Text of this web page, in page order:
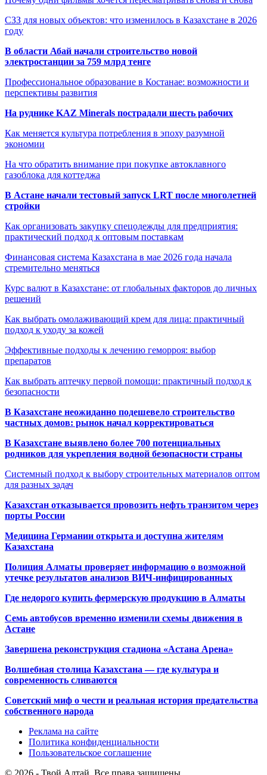
СЗЗ для новых объектов: что изменилось в Казахстане в 2026
году
В области Абай начали строительство новой
электростанции за 759 млрд тенге
Профессиональное образование в Костанае: возможности и
перспективы развития
На руднике KAZ Minerals пострадали шесть рабочих
Как меняется культура потребления в эпоху разумной
экономии
На что обратить внимание при покупке автоклавного
газоблока для коттеджа
В Астане начали тестовый запуск LRT после многолетней
стройки
Как организовать закупку спецодежды для предприятия:
практический подход к оптовым поставкам
Финансовая система Казахстана в мае 2026 года начала
стремительно меняться
Курс валют в Казахстане: от глобальных факторов до личных
решений
Как выбрать омолаживающий крем для лица: практичный
подход к уходу за кожей
Эффективные подходы к лечению геморроя: выбор
препаратов
Как выбрать аптечку первой помощи: практичный подход к
безопасности
В Казахстане неожиданно подешевело строительство
частных домов: рынок начал корректироваться
В Казахстане выявлено более 700 потенциальных
родников для укрепления водной безопасности страны
Системный подход к выбору строительных материалов оптом
для разных задач
Казахстан отказывается провозить нефть транзитом через
порты России
Медицина Германии открыта и доступна жителям
Казахстана
Полиция Алматы проверяет информацию о возможной
утечке результатов анализов ВИЧ-инфицированных
Где недорого купить фермерскую продукцию в Алматы
Семь автобусов временно изменили схемы движения в
Астане
Завершена реконструкция стадиона «Астана Арена»
Волшебная столица Казахстана — где культура и
современность сливаются
Советский миф о чести и реальная история предательства
собственного народа
Реклама на сайте
Политика конфиденциальности
Пользовательское соглашение
© 2026 - Твой Алтай. Все права защищены.